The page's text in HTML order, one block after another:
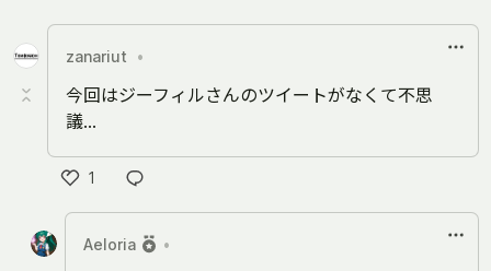
い
ね
zanariut •
今回はジーフィルさんのツイートがなくて不思
議…
1
い
ねAeloria •